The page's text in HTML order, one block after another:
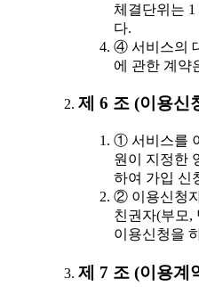
체결단위는
다.
④ 서비스의
에 관한 계약
제 6 조 (이용신
① 서비스를
원이 지정한
하여 가입 신
② 이용신청
친권자(부모,
이용신청을
제 7 조 (이용계